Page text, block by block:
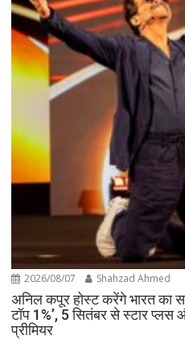
2026/08/07 Shahzad Ahmed
अनिल कपूर होस्ट करेंगे भारत का
टॉप 1%’, 5 सितंबर से स्टार प्लस
प्रीमियर